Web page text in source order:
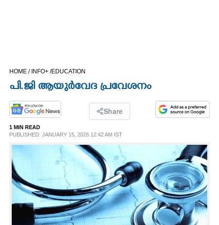
OPINION
PHOTOS
SPIRITUAL
HOME / INFO+ /EDUCATION
പി.ജി ആയുർവേദ പ്രവേശനം
Share
1 MIN READ
PUBLISHED: JANUARY 15, 2026 12:42 AM IST